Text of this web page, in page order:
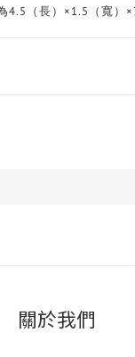
4.5（長）×1.5（寬）
關於我們